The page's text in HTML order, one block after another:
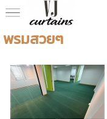
พรมสวยๆ